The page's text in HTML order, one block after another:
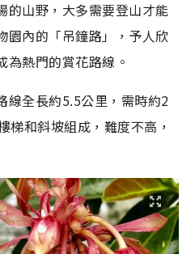
的山野，大多需要登山才能
園內的「吊鐘路」，予人欣
為熱門的賞花路線。
線全長約5.5公里，需時約2
梯和斜坡組成，難度不高，